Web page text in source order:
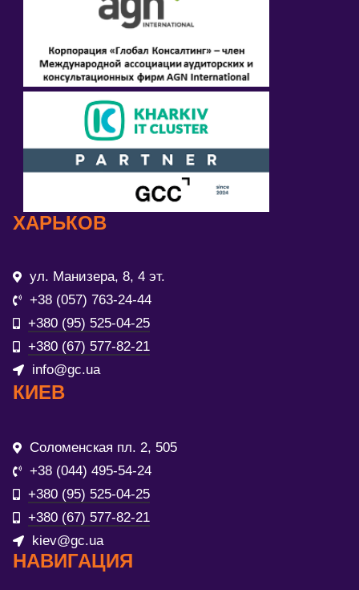
ХАРЬКОВ
ул. Манизера, 8, 4 эт.
+38 (057) 763-24-44
+380 (95) 525-04-25
+380 (67) 577-82-21
info@gc.ua
КИЕВ
Соломенская пл. 2, 505
+38 (044) 495-54-24
+380 (95) 525-04-25
+380 (67) 577-82-21
kiev@gc.ua
НАВИГАЦИЯ